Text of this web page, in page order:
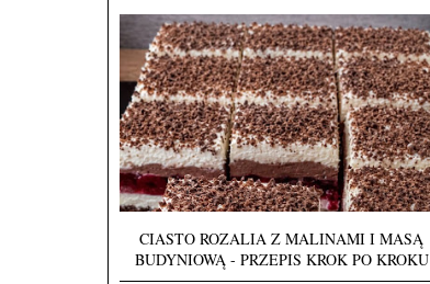
CIASTO ROZALIA Z MALINAMI I MASĄ
BUDYNIOWĄ - PRZEPIS KROK PO KROKU